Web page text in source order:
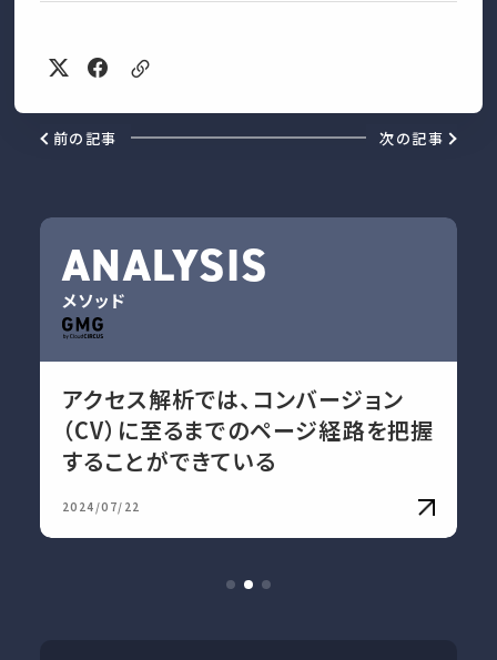
前の記事 次の記事
ANALYSIS
メソッド
アクセス解析では、コンバージョン
（CV）に至るまでのページ経路を把握
することができている
2024/07/22